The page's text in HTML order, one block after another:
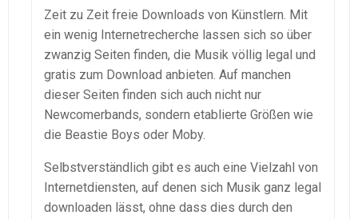
Zeit zu Zeit freie Downloads von Künstlern. Mit
ein wenig Internetrecherche lassen sich so über
zwanzig Seiten finden, die Musik völlig legal und
gratis zum Download anbieten. Auf manchen
dieser Seiten finden sich auch nicht nur
Newcomerbands, sondern etablierte Größen wie
die Beastie Boys oder Moby.
Selbstverständlich gibt es auch eine Vielzahl von
Internetdiensten, auf denen sich Musik ganz legal
downloaden lässt, ohne dass dies durch den